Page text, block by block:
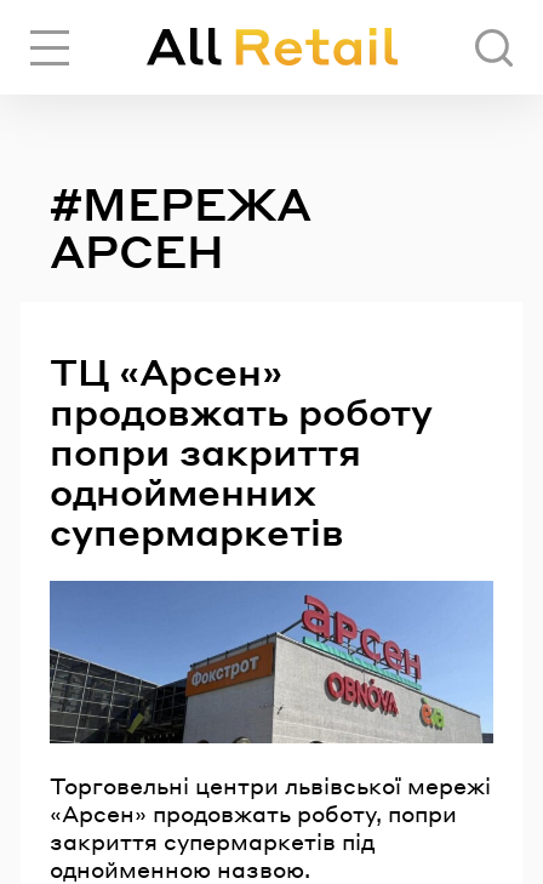
#МЕРЕЖА
АРСЕН
ТЦ «Арсен»
продовжать роботу
попри закриття
однойменних
супермаркетів
Торговельні центри львівської мережі
«Арсен» продовжать роботу, попри
закриття супермаркетів під
однойменною назвою.
ЧЕРЕЗ СОЦІАЛЬНІ МЕРЕЖІ
GOOGLE
АБО
Пароль
Забули пароль?
УВІЙТИ